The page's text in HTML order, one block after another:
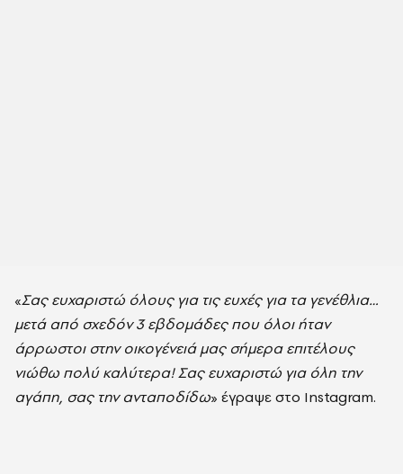
«Σας ευχαριστώ όλους για τις ευχές για τα γενέθλια…
μετά από σχεδόν 3 εβδομάδες που όλοι ήταν
άρρωστοι στην οικογένειά μας σήμερα επιτέλους
νιώθω πολύ καλύτερα! Σας ευχαριστώ για όλη την
αγάπη, σας την ανταποδίδω» έγραψε στο Instagram.